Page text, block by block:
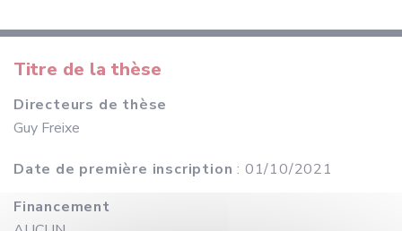
Titre de la thèse
Directeurs de thèse
Guy Freixe
Date de première inscription : 01/10/2021
Financement